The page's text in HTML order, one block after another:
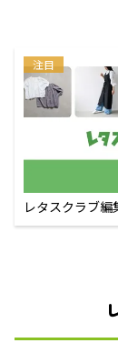
注目
レタスクラブ編